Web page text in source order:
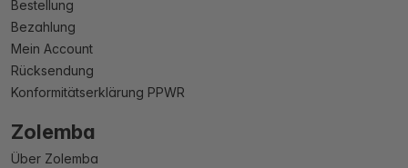
Bestellung
Bezahlung
Mein Account
Rücksendung
Konformitätserklärung PPWR
Zolemba
Über Zolemba